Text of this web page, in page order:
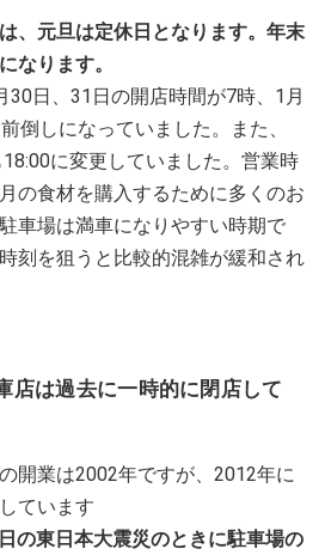
、元旦は定休日となります。年末
なります。
30日、31日の開店時間が7時、1月
倒しになっていました。また、
に変更していました。営業時
の食材を購入するために多くのお
車場は満車になりやすい時期で
刻を狙うと比較的混雑が緩和され
店は過去に一時的に閉店して
開業は2002年ですが、2012年に
ています
の東日本大震災のときに駐車場の